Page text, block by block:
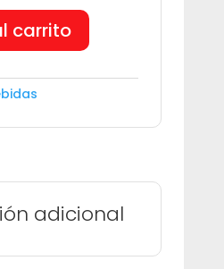
carrito
adicional